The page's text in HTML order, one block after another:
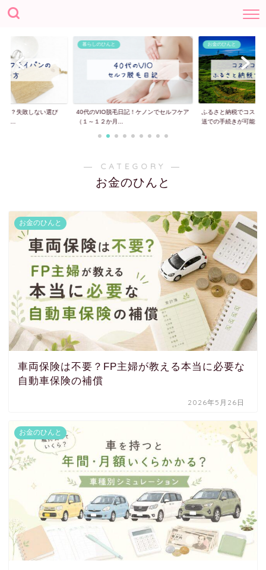
ぶ？失敗しない選び
暮らしのひんと
40代のVIO脱毛日記！ケノンでセルフケア
（１～１２か月...
お金のひんと
ふるさと納税でコスト
送での手続きが可能...
― CATEGORY ―
お金のひんと
お金のひんと
車両保険は不要？FP主婦が教える本当に必要な
自動車保険の補償
2026年5月26日
お金のひんと